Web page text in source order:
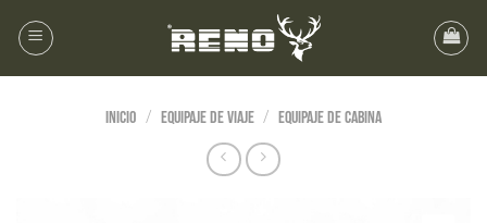
Inicio / EQUIPAJE DE VIAJE / Equipaje de Cabina